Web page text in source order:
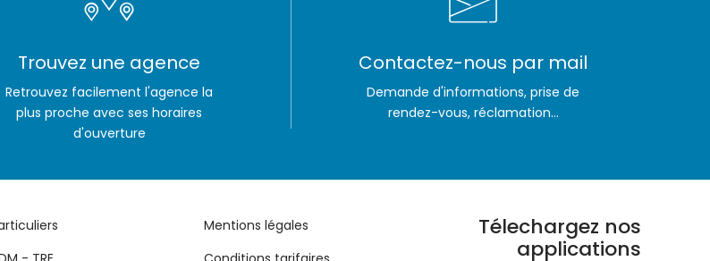
Trouvez une agence
Retrouvez facilement l'agence la
plus proche avec ses horaires
d'ouverture
Contactez-nous par mail
Demande d'informations, prise de
rendez-vous, réclamation...
Mentions légales
Télechargez nos
applications